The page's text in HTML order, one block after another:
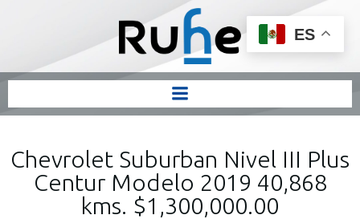
Chevrolet Suburban Nivel III Plus
Centur Modelo 2019 40,868
kms. $1,300,000.00
ES